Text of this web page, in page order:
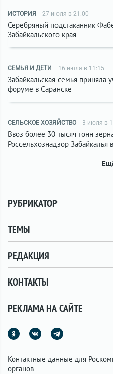
ИСТОРИЯ 27 июля в 21:00
Серебряный подстаканник
Забайкальского края
СЕМЬЯ И ДЕТИ 16 июля в 11:15
Забайкальская семья приняла
форуме в Саранске
СЕЛЬСКОЕ ХОЗЯЙСТВО 3 июля в
Ввоз более 30 тысяч тонн
Россельхознадзор Забайкалья
РУБРИКАТОР
ТЕМЫ
РЕДАКЦИЯ
КОНТАКТЫ
РЕКЛАМА НА САЙТЕ
Контактные данные для
органов